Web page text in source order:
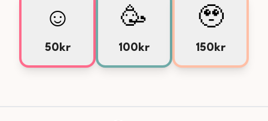
☺️
50kr
🥳
100kr
🥹
150kr